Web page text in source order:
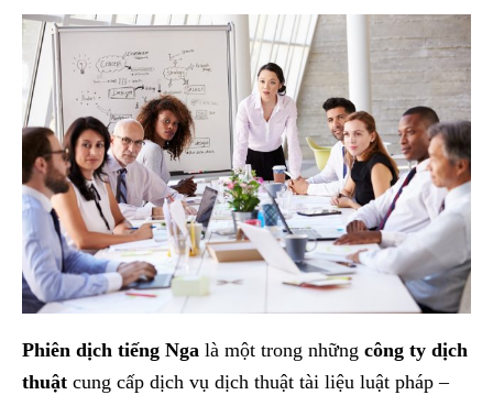
Phiên dịch tiếng Nga là một trong những công ty dịch
thuật cung cấp dịch vụ dịch thuật tài liệu luật pháp –